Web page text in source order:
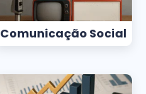
Comunicação Social